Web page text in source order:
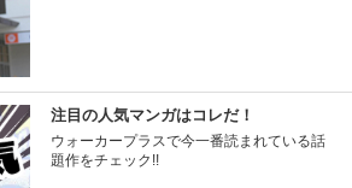
注目の人気マンガはコレだ！
ウォーカープラスで今一番読まれている話
題作をチェック!!